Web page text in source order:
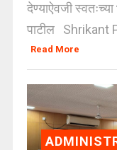
देण्याऐवजी
पाटील Shrikant
Read More